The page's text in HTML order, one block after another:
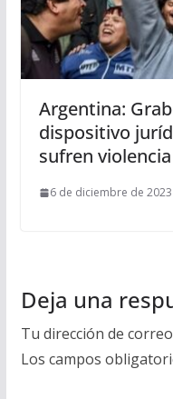
Argentina:
dispositivo
sufren
6 de diciembre de 2023
Deja una
Tu dirección de
Los campos